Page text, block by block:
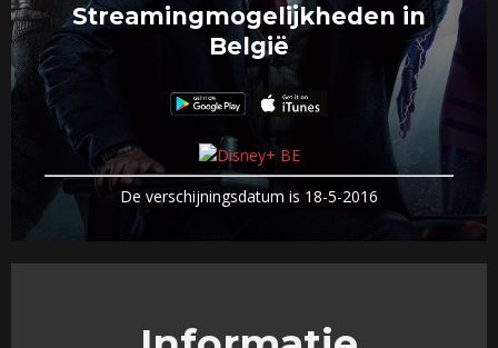
Streamingmogelijkheden in
België
De verschijningsdatum is 18-5-2016